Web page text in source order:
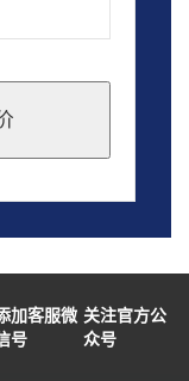
加客服微
号
关注官方公
众号